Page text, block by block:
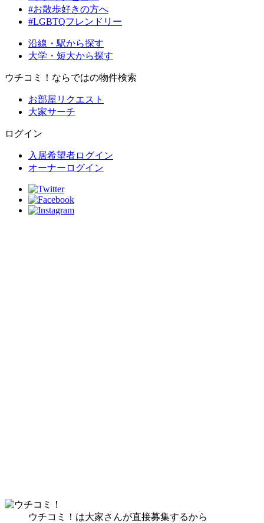
#お散歩好きの方へ
#LGBTQフレンドリー
沿線・駅から探す
大学・短大から探す
ウチコミ！ならではの物件検索
お部屋リクエスト
大家サーチ
ログイン
入居希望者ログイン
オーナーログイン
ウチコミ！は大家さんが直接募集するから